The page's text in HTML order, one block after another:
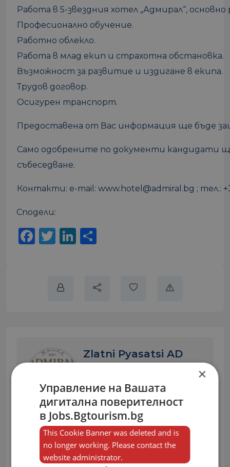
Работа в 5-звездния хотел „Адмирал“,
Професионално обучение.
Работно облекло.
Работа в млад екип и страхотна обстановка.
Възможност за развитие и издигане в екипа.
Трудов договор.
Осигурен транспорт.
Предоставена от Вас информация ще бъде
Само одобрените по документи кандидати
събеседване.
Контакти: e-mail: www.hotel@admiral.bg ; тел.:
Сподели:
Facebook
Twitter
LinkedIn
Zlatni Pyasatsi AD
Изпрати Съобщение
×
Управление на Вашата
дигитална поверителност
в Jobs.Bgtourism.bg
This Cookie Banner was deleted and is
no longer working. Please contact the
website administrator.